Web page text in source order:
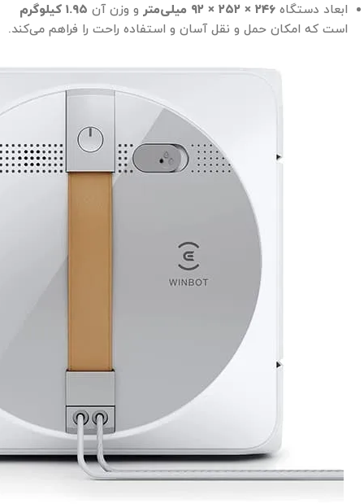
ابعاد دستگاه ۲۴۶ × ۲۵۲ × ۹۲ میلی‌متر و وزن آن ۱.۹۵ کیلوگرم
است که امکان حمل و نقل آسان و استفاده راحت را فراهم می‌کند.